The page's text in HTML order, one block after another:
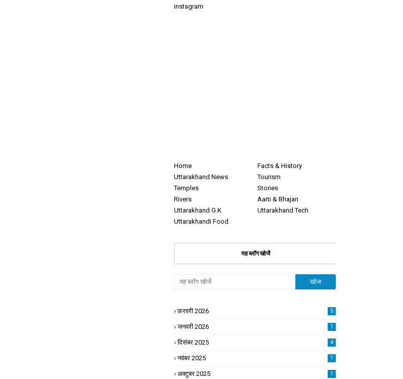
instagram
Home
Facts & History
Uttarakhand News
Tourism
Temples
Stories
Rivers
Aarti & Bhajan
Uttarakhand G.K
Uttarakhand Tech
Uttarakhandi Food
यह ब्लॉग खोजें
फ़रवरी 2026 5
जनवरी 2026 1
दिसंबर 2025 4
नवंबर 2025 1
अक्टूबर 2025 1